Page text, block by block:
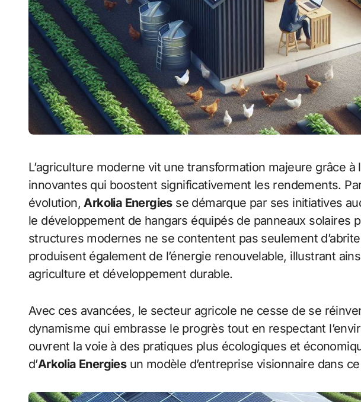
L’agriculture moderne vit une transformation majeure grâce à l’intégration de technologies
innovantes qui boostent significativement les rendements.
évolution, Arkolia Energiesse démarque par ses initiatives
le développement de hangars équipés de panneaux solaires
structures modernes ne se contentent pas seulement
produisent également de l’énergie renouvelable, illustrant
agriculture et développement durable.
Avec ces avancées, le secteur agricole ne cesse de se
dynamisme qui embrasse le progrès tout en respectant
ouvrent la voie à des pratiques plus écologiques et
d’Arkolia Energiesun modèle d’entreprise visionnaire dans